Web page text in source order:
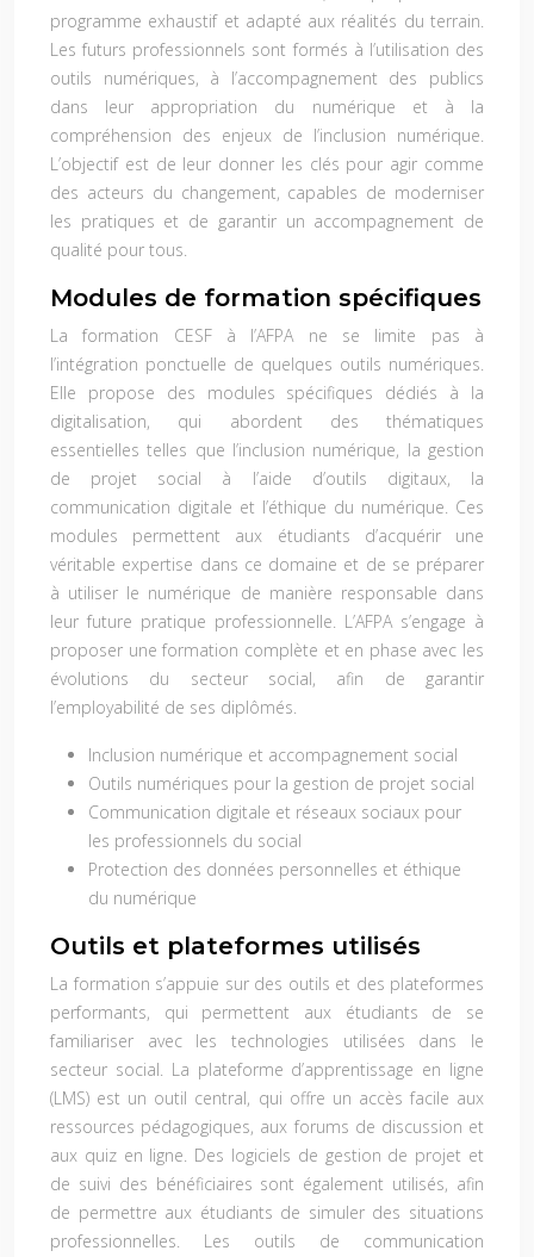
programme exhaustif et adapté aux réalités du terrain.
Les futurs professionnels sont formés à l’utilisation des
outils numériques, à l’accompagnement des publics
dans leur appropriation du numérique et à la
compréhension des enjeux de l’inclusion numérique.
L’objectif est de leur donner les clés pour agir comme
des acteurs du changement, capables de moderniser
les pratiques et de garantir un accompagnement de
qualité pour tous.
Modules de formation spécifiques
La formation CESF à l’AFPA ne se limite pas à
l’intégration ponctuelle de quelques outils numériques.
Elle propose des modules spécifiques dédiés à la
digitalisation, qui abordent des thématiques
essentielles telles que l’inclusion numérique, la gestion
de projet social à l’aide d’outils digitaux, la
communication digitale et l’éthique du numérique. Ces
modules permettent aux étudiants d’acquérir une
véritable expertise dans ce domaine et de se préparer
à utiliser le numérique de manière responsable dans
leur future pratique professionnelle. L’AFPA s’engage à
proposer une formation complète et en phase avec les
évolutions du secteur social, afin de garantir
l’employabilité de ses diplômés.
Inclusion numérique et accompagnement social
Outils numériques pour la gestion de projet social
Communication digitale et réseaux sociaux pour
les professionnels du social
Protection des données personnelles et éthique
du numérique
Outils et plateformes utilisés
La formation s’appuie sur des outils et des plateformes
performants, qui permettent aux étudiants de se
familiariser avec les technologies utilisées dans le
secteur social. La plateforme d’apprentissage en ligne
(LMS) est un outil central, qui offre un accès facile aux
ressources pédagogiques, aux forums de discussion et
aux quiz en ligne. Des logiciels de gestion de projet et
de suivi des bénéficiaires sont également utilisés, afin
de permettre aux étudiants de simuler des situations
professionnelles. Les outils de communication